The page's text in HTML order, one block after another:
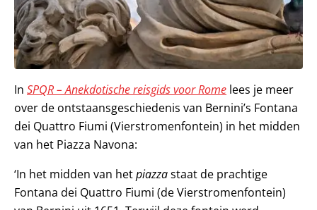
In SPQR – Anekdotische reisgids voor Rome lees je meer
over de ontstaansgeschiedenis van Bernini’s Fontana
dei Quattro Fiumi (Vierstromenfontein) in het midden
van het Piazza Navona:
‘In het midden van hetpiazzastaat de prachtige
Fontana dei Quattro Fiumi (de Vierstromenfontein)